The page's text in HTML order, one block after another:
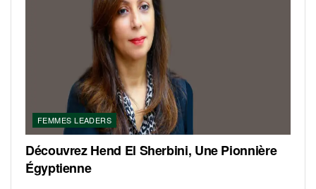
FEMMES LEADERS
Découvrez Hend El Sherbini, Une Pionnière
Égyptienne